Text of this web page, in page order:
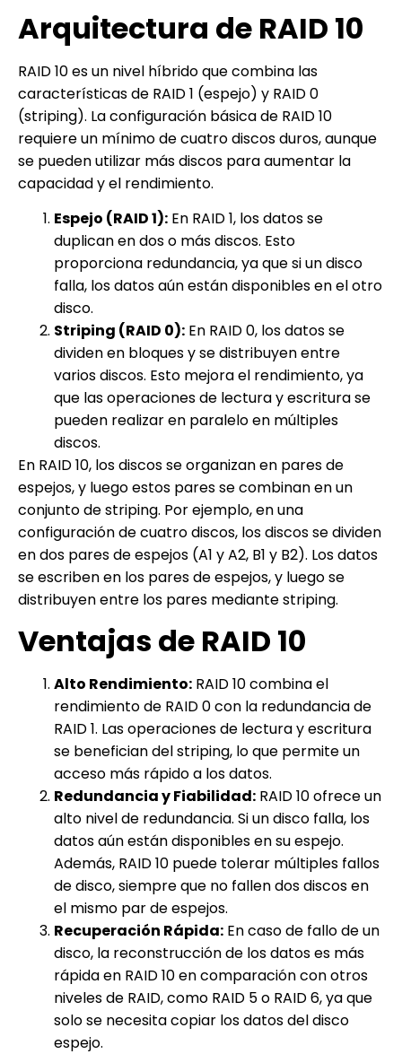
Arquitectura de RAID 10
RAID 10 es un nivel híbrido que combina las
características de RAID 1 (espejo) y RAID 0
(striping). La configuración básica de RAID 10
requiere un mínimo de cuatro discos duros, aunque
se pueden utilizar más discos para aumentar la
capacidad y el rendimiento.
Espejo (RAID 1): En RAID 1, los datos se
duplican en dos o más discos. Esto
proporciona redundancia, ya que si un disco
falla, los datos aún están disponibles en el otro
disco.
Striping (RAID 0): En RAID 0, los datos se
dividen en bloques y se distribuyen entre
varios discos. Esto mejora el rendimiento, ya
que las operaciones de lectura y escritura se
pueden realizar en paralelo en múltiples
discos.
En RAID 10, los discos se organizan en pares de
espejos, y luego estos pares se combinan en un
conjunto de striping. Por ejemplo, en una
configuración de cuatro discos, los discos se dividen
en dos pares de espejos (A1 y A2, B1 y B2). Los datos
se escriben en los pares de espejos, y luego se
distribuyen entre los pares mediante striping.
Ventajas de RAID 10
Alto Rendimiento: RAID 10 combina el
rendimiento de RAID 0 con la redundancia de
RAID 1. Las operaciones de lectura y escritura
se benefician del striping, lo que permite un
acceso más rápido a los datos.
Redundancia y Fiabilidad: RAID 10 ofrece un
alto nivel de redundancia. Si un disco falla, los
datos aún están disponibles en su espejo.
Además, RAID 10 puede tolerar múltiples fallos
de disco, siempre que no fallen dos discos en
el mismo par de espejos.
Recuperación Rápida: En caso de fallo de un
disco, la reconstrucción de los datos es más
rápida en RAID 10 en comparación con otros
niveles de RAID, como RAID 5 o RAID 6, ya que
solo se necesita copiar los datos del disco
espejo.